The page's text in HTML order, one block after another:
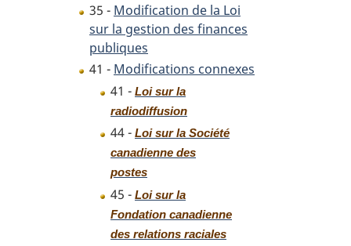
35 - Modification de la Loi
sur la gestion des finances
publiques
41 - Modifications connexes
41 - Loi sur la
radiodiffusion
44 - Loi sur la Société
canadienne des
postes
45 - Loi sur la
Fondation canadienne
des relations raciales